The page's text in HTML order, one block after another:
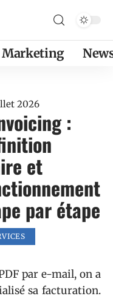
Marketing
2026
:
et
par étape
par e-mail, on a
sa facturation.